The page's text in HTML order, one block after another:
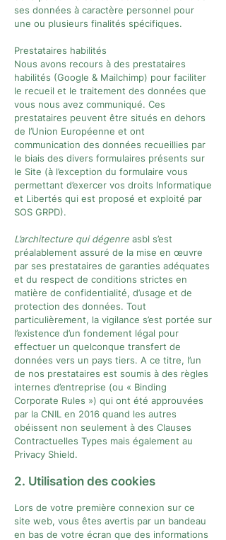
ses données à caractère personnel pour
une ou plusieurs finalités spécifiques.
Prestataires habilités
Nous avons recours à des prestataires
habilités (Google & Mailchimp) pour faciliter
le recueil et le traitement des données que
vous nous avez communiqué. Ces
prestataires peuvent être situés en dehors
de l’Union Européenne et ont
communication des données recueillies par
le biais des divers formulaires présents sur
le Site (à l’exception du formulaire vous
permettant d’exercer vos droits Informatique
et Libertés qui est proposé et exploité par
SOS GRPD).
L’architecture qui dégenre asbl s’est
préalablement assuré de la mise en œuvre
par ses prestataires de garanties adéquates
et du respect de conditions strictes en
matière de confidentialité, d’usage et de
protection des données. Tout
particulièrement, la vigilance s’est portée sur
l’existence d’un fondement légal pour
effectuer un quelconque transfert de
données vers un pays tiers. A ce titre, l’un
de nos prestataires est soumis à des règles
internes d’entreprise (ou « Binding
Corporate Rules ») qui ont été approuvées
par la CNIL en 2016 quand les autres
obéissent non seulement à des Clauses
Contractuelles Types mais également au
Privacy Shield.
2. Utilisation des cookies
Lors de votre première connexion sur ce
site web, vous êtes avertis par un bandeau
en bas de votre écran que des informations